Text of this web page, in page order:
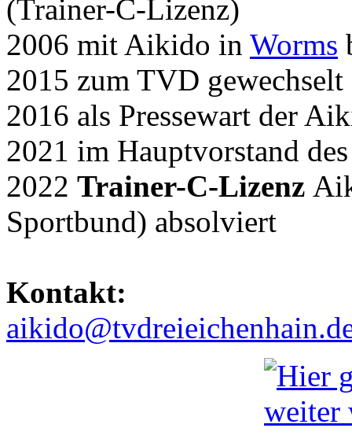
(Trainer-C-Lizenz)
2006 mit Aikido in Worms
2015 zum TVD gewechselt
2016 als Pressewart der
2021 im Hauptvorstand
2022 Trainer-C-Lizenz
Sportbund) absolviert
Kontakt: